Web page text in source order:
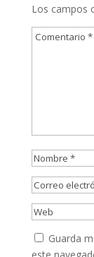
Los campos
Guarda